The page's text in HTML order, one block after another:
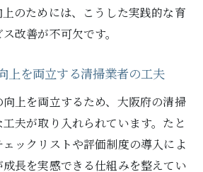
のためには、こうした実践的な育
改善が不可欠です。
上を両立する清掃業者の工夫
上を両立するため、大阪府の清掃
夫が取り入れられています。たと
ックリストや評価制度の導入によ
長を実感できる仕組みを整えてい